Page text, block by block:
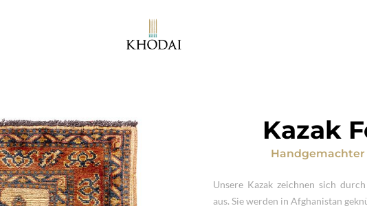
Kazak
Handgemachter
Unsere Kazak zeichnen sich
aus. Sie werden in Afghanistan